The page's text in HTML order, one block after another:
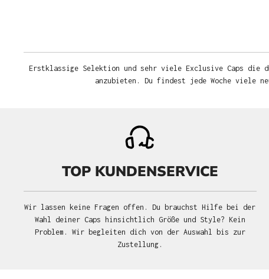
Erstklassige Selektion und sehr viele Exclusive Caps die
anzubieten. Du findest jede Woche viele
TOP KUNDENSERVICE
Wir lassen keine Fragen offen. Du brauchst Hilfe bei der
Wahl deiner Caps hinsichtlich Größe und Style? Kein
Problem. Wir begleiten dich von der Auswahl bis zur
Zustellung.